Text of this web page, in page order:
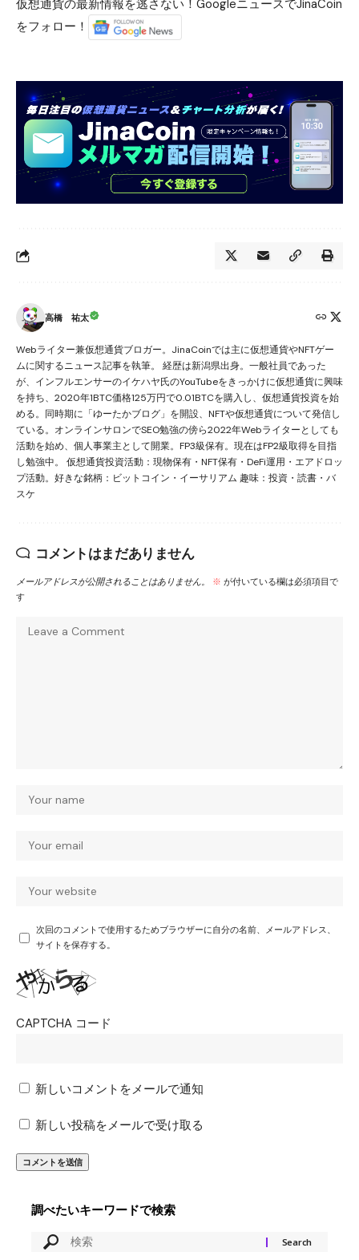
仮想通貨の最新情報を逃さない！GoogleニュースでJinaCoin
をフォロー！
高橋 祐太
Webライター兼仮想通貨ブロガー。JinaCoinでは主に仮想通貨やNFTゲー
ムに関するニュース記事を執筆。 経歴は新潟県出身。一般社員であった
が、インフルエンサーのイケハヤ氏のYouTubeをきっかけに仮想通貨に興味
を持ち、2020年1BTC価格125万円で0.01BTCを購入し、仮想通貨投資を始
める。同時期に「ゆーたかブログ」を開設、NFTや仮想通貨について発信し
ている。オンラインサロンでSEO勉強の傍ら2022年Webライターとしても
活動を始め、個人事業主として開業。FP3級保有。現在はFP2級取得を目指
し勉強中。 仮想通貨投資活動：現物保有・NFT保有・DeFi運用・エアドロッ
プ活動。好きな銘柄：ビットコイン・イーサリアム 趣味：投資・読書・バ
スケ
コメントはまだありません
メールアドレスが公開されることはありません。 ※ が付いている欄は必須項目で
す
次回のコメントで使用するためブラウザーに自分の名前、メールアドレス、
サイトを保存する。
CAPTCHA コード
新しいコメントをメールで通知
新しい投稿をメールで受け取る
調べたいキーワードで検索